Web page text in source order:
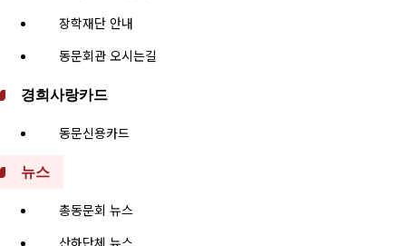
장학재단 안내
동문회관 오시는길
경희사랑카드
동문신용카드
뉴스
총동문회 뉴스
산하단체 뉴스